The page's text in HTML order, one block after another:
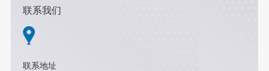
联系我们
联系地址